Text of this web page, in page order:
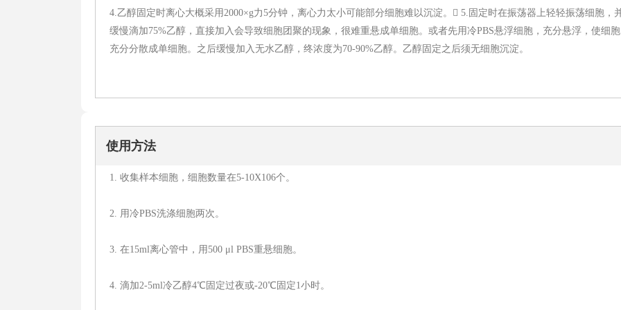
4.乙醇固定时离心大概采用2000×g力5分钟，离心力太小可能部分细胞难以沉淀。 5.固定时在振荡器上轻轻振荡细胞，
缓慢滴加75%乙醇，直接加入会导致细胞团聚的现象，很难重悬成单细胞。或者先用冷PBS悬浮细胞，充分悬浮，使细胞
充分分散成单细胞。之后缓慢加入无水乙醇，终浓度为70-90%乙醇。乙醇固定之后须无细胞沉淀。
使用方法
1. 收集样本细胞，细胞数量在5-10X106个。
2. 用冷PBS洗涤细胞两次。
3. 在15ml离心管中，用500 μl PBS重悬细胞。
4. 滴加2-5ml冷乙醇4℃固定过夜或-20℃固定1小时。